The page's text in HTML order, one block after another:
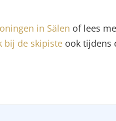
in Sälen of lees
bij de skipiste ook tijdens